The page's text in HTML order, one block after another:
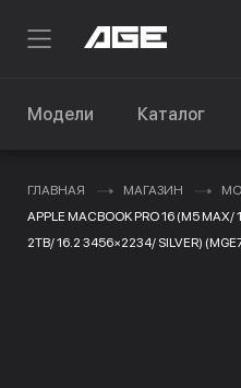
Модели Каталог
ГЛАВНАЯ МАГАЗИН
APPLE MACBOOK PRO 16 (M5 MAX/
2TB/ 16.2 3456×2234/ SILVER)